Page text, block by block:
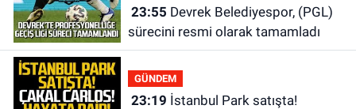
23:55
sürecini resmi olarak tamamladı
GÜNDEM
23:19 İstanbul Park satışta!